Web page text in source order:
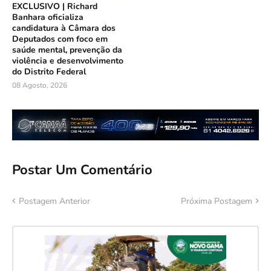
EXCLUSIVO | Richard
Banhara oficializa
candidatura à Câmara dos
Deputados com foco em
saúde mental, prevenção da
violência e desenvolvimento
do Distrito Federal
08 Agosto, 2026
Postar Um Comentário
Postagem Anterior Próxima Postagem